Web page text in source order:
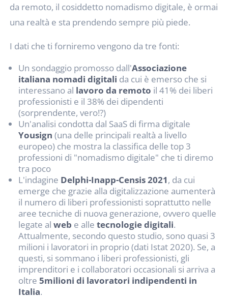
da remoto, il cosiddetto nomadismo digitale, è ormai
una realtà e sta prendendo sempre più piede.
I dati che ti forniremo vengono da tre fonti:
Un sondaggio promosso dall'Associazione
italiana nomadi digitali da cui è emerso che si
interessano al lavoro da remoto il 41% dei liberi
professionisti e il 38% dei dipendenti
(sorprendente, vero!?)
Un'analisi condotta dal SaaS di firma digitale
Yousign (una delle principali realtà a livello
europeo) che mostra la classifica delle top 3
professioni di "nomadismo digitale" che ti diremo
tra poco
L'indagine Delphi-Inapp-Censis 2021, da cui
emerge che grazie alla digitalizzazione aumenterà
il numero di liberi professionisti soprattutto nelle
aree tecniche di nuova generazione, ovvero quelle
legate alweb e alletecnologie digitali.
Attualmente, secondo questo studio, sono quasi 3
milioni i lavoratori in proprio (dati Istat 2020). Se, a
questi, si sommano i liberi professionisti, gli
imprenditori e i collaboratori occasionali si arriva a
oltre5milioni di lavoratori indipendenti in
Italia.